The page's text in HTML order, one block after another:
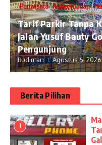
Pariwisata Pemerintahan
Tarif Parkir Tanpa
Jalan Yusuf Bauty
Pengunjung
Budiman Agustus 5, 2026
Berita Pilihan
1